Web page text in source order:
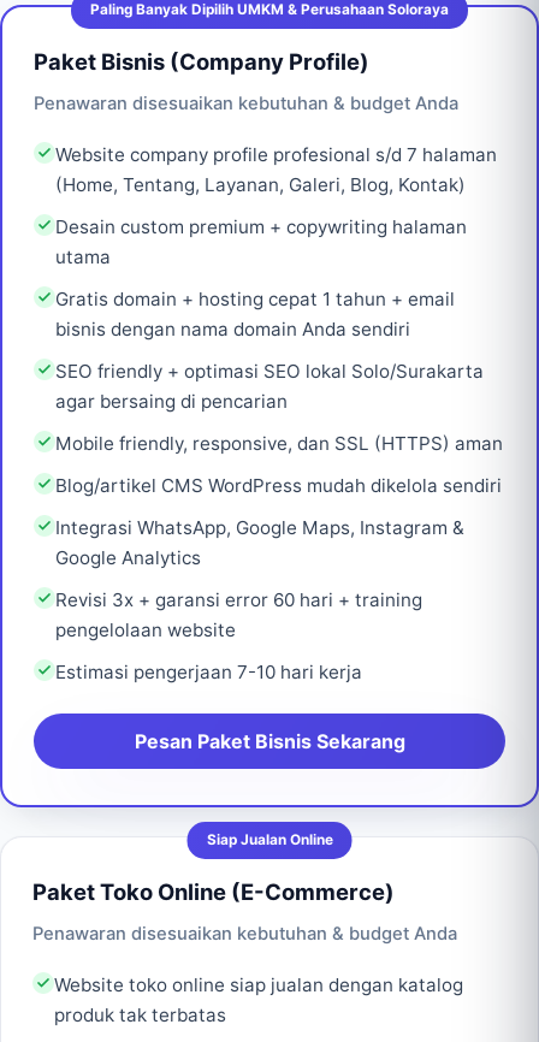
Paling Banyak Dipilih UMKM & Perusahaan Soloraya
Paket Bisnis (Company Profile)
Penawaran disesuaikan kebutuhan & budget Anda
Website company profile profesional s/d 7 halaman
(Home, Tentang, Layanan, Galeri, Blog, Kontak)
Desain custom premium + copywriting halaman
utama
Gratis domain + hosting cepat 1 tahun + email
bisnis dengan nama domain Anda sendiri
SEO friendly + optimasi SEO lokal Solo/Surakarta
agar bersaing di pencarian
Mobile friendly, responsive, dan SSL (HTTPS) aman
Blog/artikel CMS WordPress mudah dikelola sendiri
Integrasi WhatsApp, Google Maps, Instagram &
Google Analytics
Revisi 3x + garansi error 60 hari + training
pengelolaan website
Estimasi pengerjaan 7-10 hari kerja
Pesan Paket Bisnis Sekarang
Siap Jualan Online
Paket Toko Online (E-Commerce)
Penawaran disesuaikan kebutuhan & budget Anda
Website toko online siap jualan dengan katalog
produk tak terbatas